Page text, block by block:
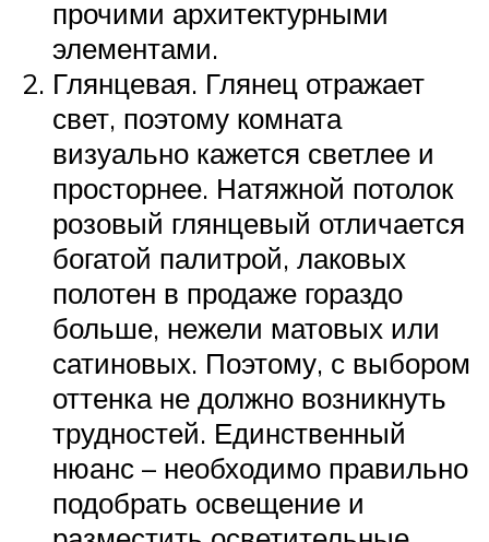
прочими архитектурными
элементами.
Глянцевая. Глянец отражает
свет, поэтому комната
визуально кажется светлее и
просторнее. Натяжной потолок
розовый глянцевый отличается
богатой палитрой, лаковых
полотен в продаже гораздо
больше, нежели матовых или
сатиновых. Поэтому, с выбором
оттенка не должно возникнуть
трудностей. Единственный
нюанс – необходимо правильно
подобрать освещение и